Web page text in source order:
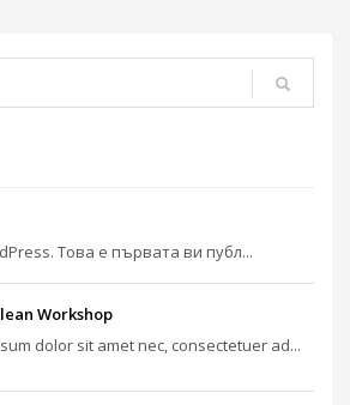
Това е първата ви публ...
Workshop
dolor sit amet nec, consectetuer ad...